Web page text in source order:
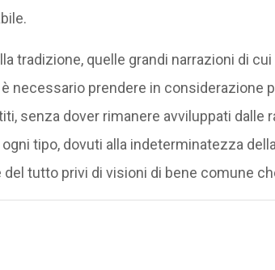
tradizione, quelle grandi narrazioni di cui
necessario prendere in considerazione
senza dover rimanere avviluppati dalle
tipo, dovuti alla indeterminatezza
tutto privi di visioni di bene comune